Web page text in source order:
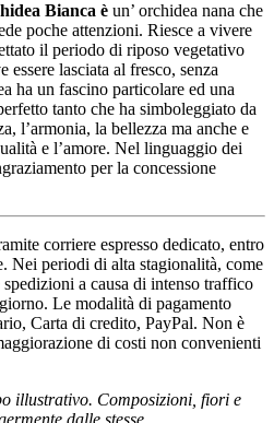
Bianca è un’ orchidea nana che
poche attenzioni. Riesce a vivere
il periodo di riposo vegetativo
lasciata al fresco, senza
ha un fascino particolare ed una
tanto che ha simboleggiato da
l’armonia, la bellezza ma anche e
e l’amore. Nel linguaggio dei
per la concessione
corriere espresso dedicato, entro
Nei periodi di alta stagionalità, come
a causa di intenso traffico
Le modalità di pagamento
Carta di credito, PayPal. Non è
di costi non convenienti
illustrativo. Composizioni, fiori e
dalle stesse.